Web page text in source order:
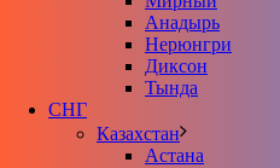
Анадырь
Нерюнгри
Диксон
Тында
СНГ
Казахстан
Астана